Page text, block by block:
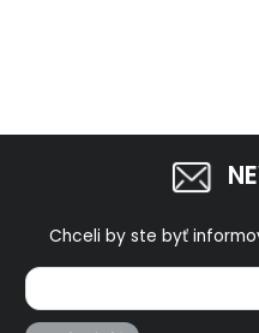
Chceli by ste byť